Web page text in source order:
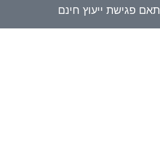
תאם פגישת ייעוץ חינם